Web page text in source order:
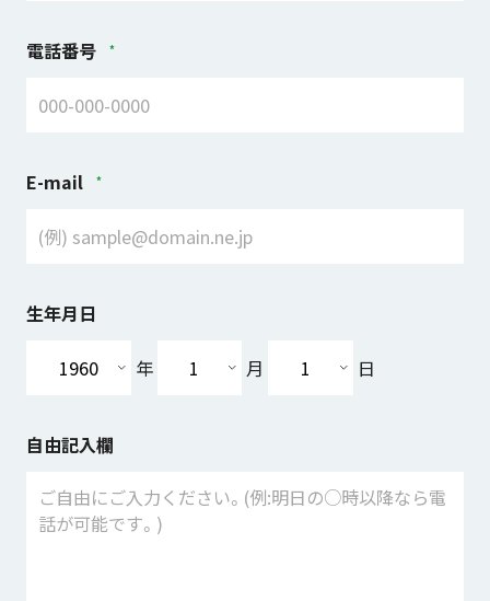
電話番号
E-mail
生年月日
年 月 日
自由記入欄